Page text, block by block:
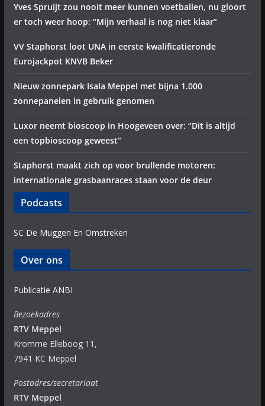
Yves Spruijt zou nooit meer kunnen voetballen, nu gloort
er toch weer hoop: “Mijn verhaal is nog niet klaar”
VV Staphorst loot UNA in eerste kwalificatieronde
Eurojackpot KNVB Beker
Nieuw zonnepark Isala Meppel met bijna 1.000
zonnepanelen in gebruik genomen
Luxor neemt bioscoop in Hoogeveen over: “Dit is altijd
een topbioscoop geweest”
Staphorst maakt zich op voor brullende motoren:
internationale grasbaanraces staan voor de deur
Podcasts
SC De Muggen En Omstreken
Over ons
Publicatie ANBI
Bezoekadres
RTV Meppel
Kromme Elleboog 11,
7941 KC Meppel
Postadres/secretariaat
RTV Meppel